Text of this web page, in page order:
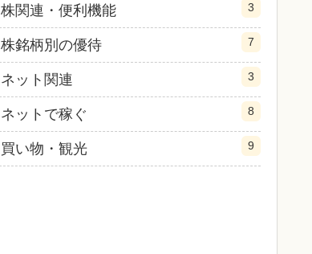
株関連・便利機能 3
株銘柄別の優待 7
ネット関連 3
ネットで稼ぐ 8
買い物・観光 9